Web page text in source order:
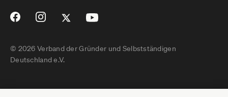
© 2026 Verband der Gründer und Selbstständigen
Deutschland e.V.
Impressum